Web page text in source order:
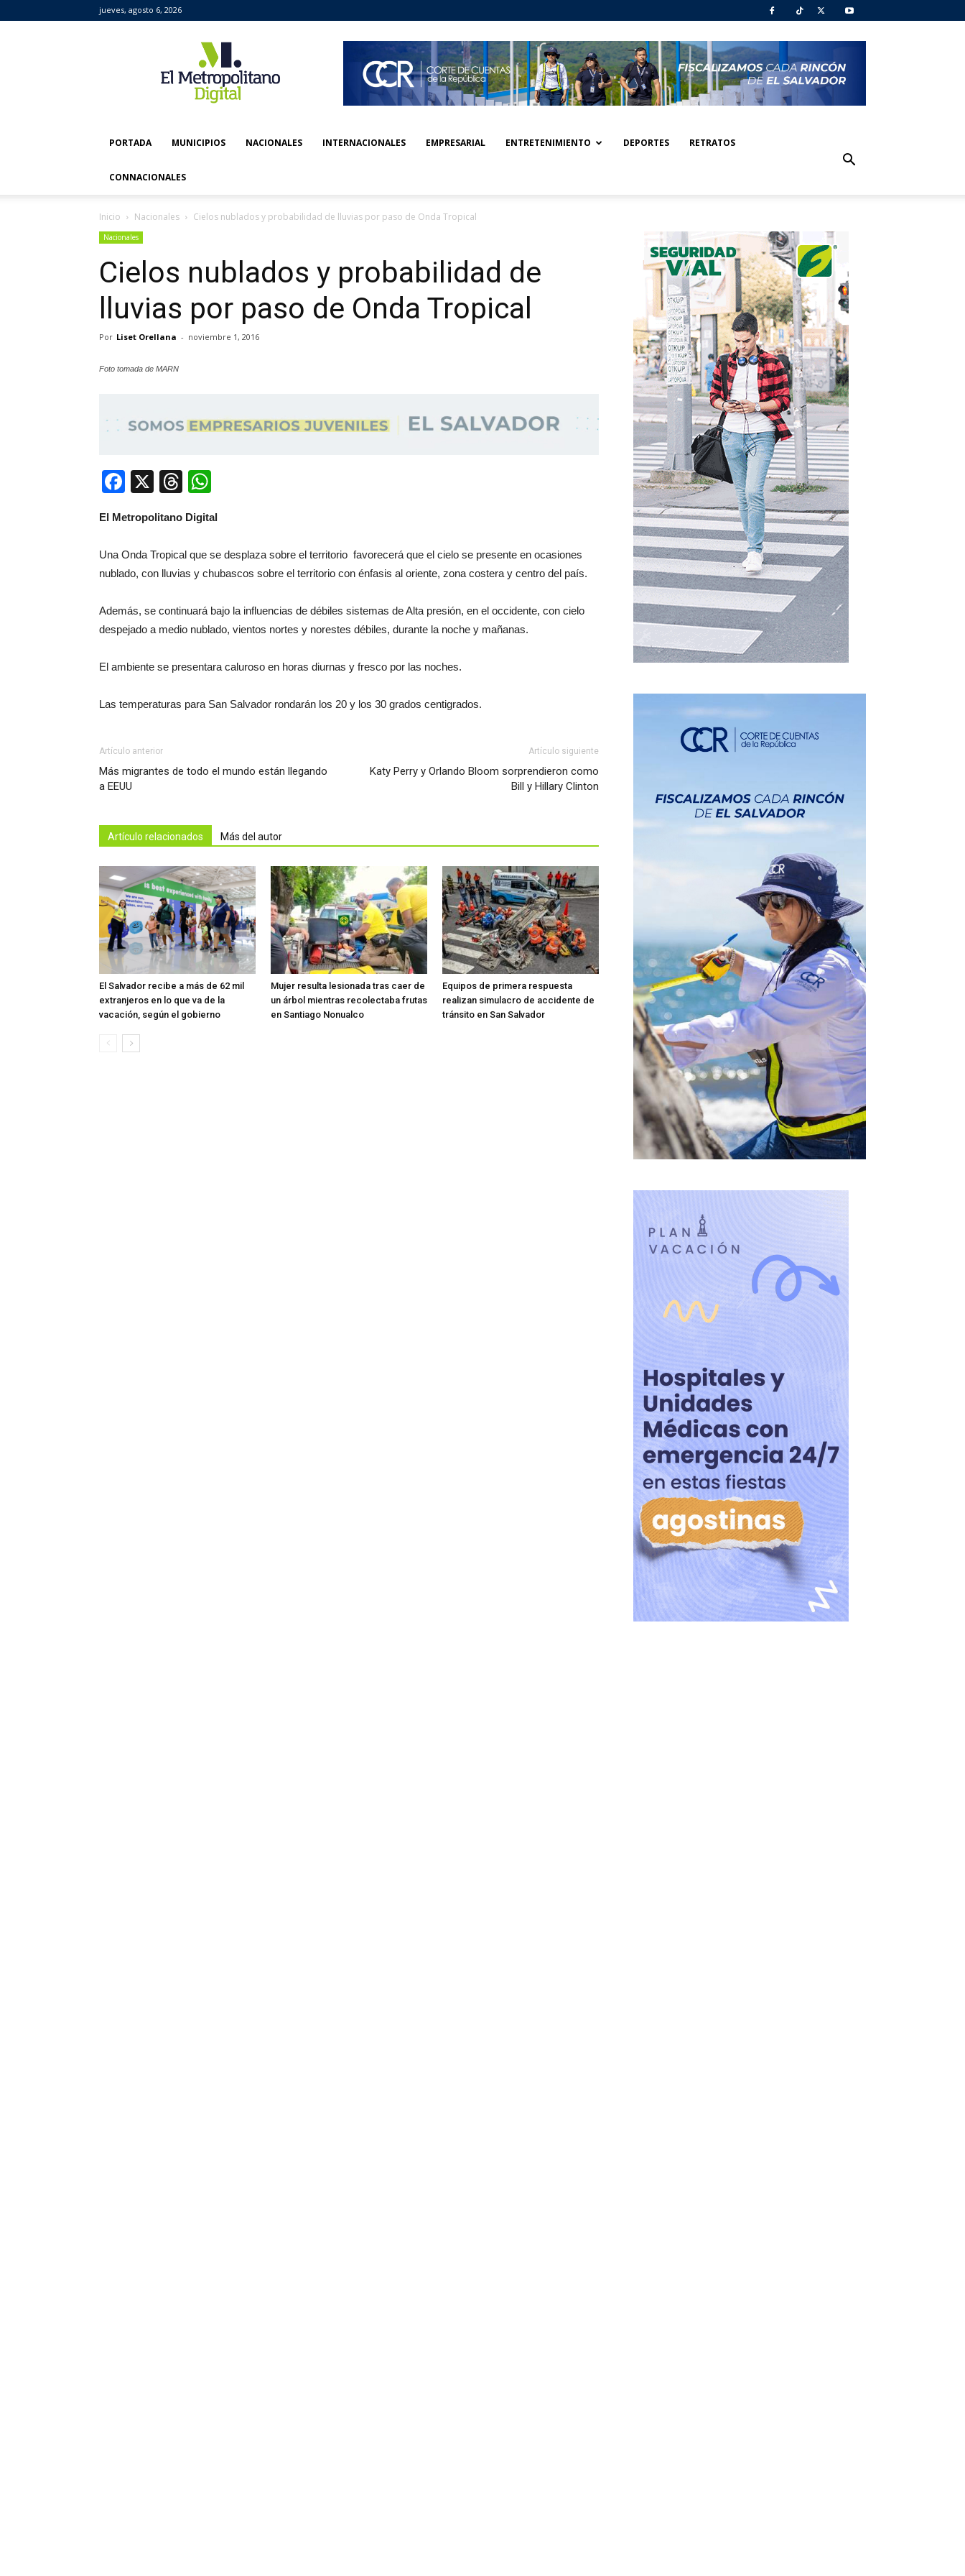
jueves, agosto 6, 2026
Metropolitano
Digital
PORTADA MUNICIPIOS NACIONALES INTERNACIONALES EMPRESARIAL ENTRETENIMIENTO DEPORTES RETRATOS
CONNACIONALES
Inicio Nacionales Cielos nublados y probabilidad de lluvias por paso de Onda Tropical
Nacionales
Cielos nublados y probabilidad de
lluvias por paso de Onda Tropical
Por Liset Orellana - noviembre 1, 2016
Foto tomada de MARN
Facebook
X Threads
El Metropolitano Digital
Una Onda Tropical que se desplaza sobre el territorio favorecerá que el cielo se presente en ocasiones
nublado, con lluvias y chubascos sobre el territorio con énfasis al oriente, zona costera y centro del país.
Además, se continuará bajo la influencias de débiles sistemas de Alta presión, en el occidente, con cielo
despejado a medio nublado, vientos nortes y norestes débiles, durante la noche y mañanas.
El ambiente se presentara caluroso en horas diurnas y fresco por las noches.
Las temperaturas para San Salvador rondarán los 20 y los 30 grados centigrados.
Artículo anterior
Más migrantes de todo el mundo están llegando
a EEUU
Artículo siguiente
Katy Perry y Orlando Bloom sorprendieron como
Bill y Hillary Clinton
Artículo relacionados Más del autor
El Salvador recibe a más de 62 mil
extranjeros en lo que va de la
vacación, según el gobierno
Mujer resulta lesionada tras caer de
un árbol mientras recolectaba frutas
en Santiago Nonualco
Equipos de primera respuesta
realizan simulacro de accidente de
tránsito en San Salvador